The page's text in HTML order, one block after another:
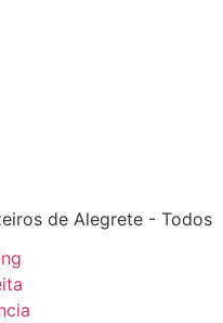
de Alegrete - Todos